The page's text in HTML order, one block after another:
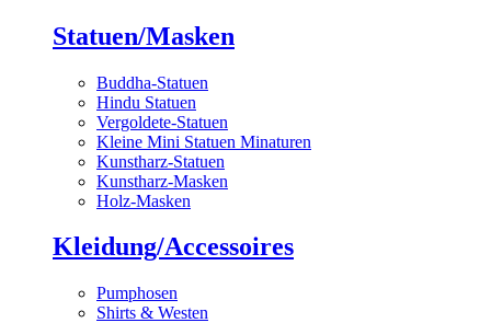
Statuen/Masken
Buddha-Statuen
Hindu Statuen
Vergoldete-Statuen
Kleine Mini Statuen Minaturen
Kunstharz-Statuen
Kunstharz-Masken
Holz-Masken
Kleidung/Accessoires
Pumphosen
Shirts & Westen